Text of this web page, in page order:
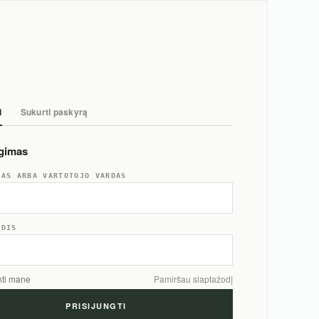
Sukurti paskyrą
ARBA VARTOTOJO VARDAS
mane Pamiršau slaptažodį